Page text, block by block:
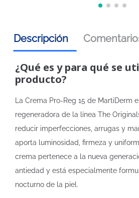
Descripción
¿Qué es y para qué se
producto?
La Crema Pro-Reg 15 de MartiDerm
regeneradora de la línea The
reducir imperfecciones, arrugas y
aporta luminosidad, firmeza y
crema pertenece a la nueva
antiedad y está especialmente
nocturno de la piel.